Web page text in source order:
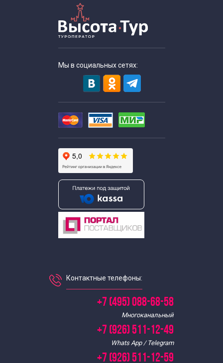
Мы в социальных сетях:
Контактные телефоны:
+7 (495) 088-68-58
Многоканальный
+7 (926) 511-12-49
Whats App / Telegram
+7 (926) 511-12-59